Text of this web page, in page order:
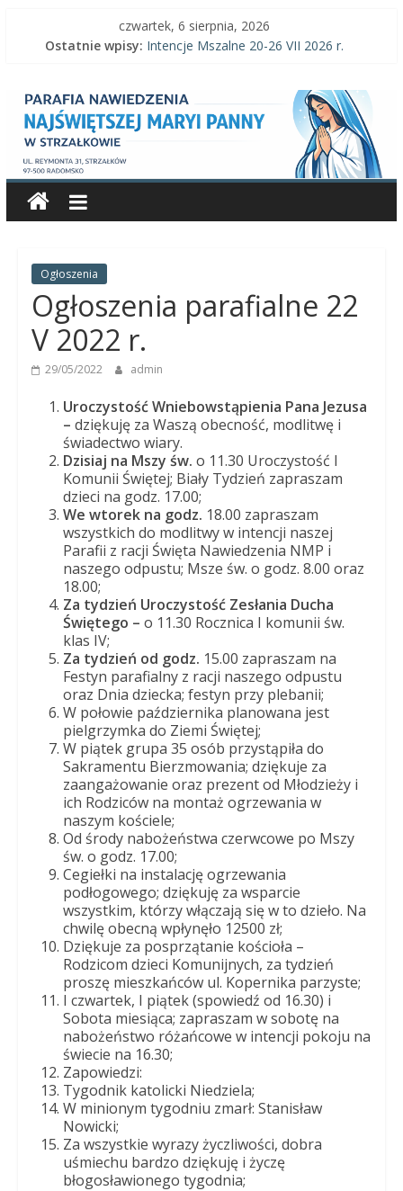
czwartek, 6 sierpnia, 2026
Ostatnie wpisy: Intencje Mszalne 20-26 VII 2026 r.
Intencje Mszalne 27 VII-2 VIII 2026 r.
Ogłoszenia parafialne 26 VII 2026 r.
Parafia
Nawiedzenia
Najświętszej
Panny
Parafia
Nawiedzenia
Najświętszej
Panny
Strzałkowie
Ogłoszenia
Ogłoszenia parafialne 22
V 2022 r.
29/05/2022 admin
Uroczystość Wniebowstąpienia Pana Jezusa
– dziękuję za Waszą obecność, modlitwę i
świadectwo wiary.
Dzisiaj na Mszy św. o 11.30 Uroczystość I
Komunii Świętej; Biały Tydzień zapraszam
dzieci na godz. 17.00;
We wtorek na godz. 18.00 zapraszam
wszystkich do modlitwy w intencji naszej
Parafii z racji Święta Nawiedzenia NMP i
naszego odpustu; Msze św. o godz. 8.00 oraz
18.00;
Za tydzień Uroczystość Zesłania Ducha
Świętego – o 11.30 Rocznica I komunii św.
klas IV;
Za tydzień od godz. 15.00 zapraszam na
Festyn parafialny z racji naszego odpustu
oraz Dnia dziecka; festyn przy plebanii;
W połowie października planowana jest
pielgrzymka do Ziemi Świętej;
W piątek grupa 35 osób przystąpiła do
Sakramentu Bierzmowania; dziękuje za
zaangażowanie oraz prezent od Młodzieży i
ich Rodziców na montaż ogrzewania w
naszym kościele;
Od środy nabożeństwa czerwcowe po Mszy
św. o godz. 17.00;
Cegiełki na instalację ogrzewania
podłogowego; dziękuję za wsparcie
wszystkim, którzy włączają się w to dzieło. Na
chwilę obecną wpłynęło 12500 zł;
Dziękuje za posprzątanie kościoła –
Rodzicom dzieci Komunijnych, za tydzień
proszę mieszkańców ul. Kopernika parzyste;
I czwartek, I piątek (spowiedź od 16.30) i
Sobota miesiąca; zapraszam w sobotę na
nabożeństwo różańcowe w intencji pokoju na
świecie na 16.30;
Zapowiedzi:
Tygodnik katolicki Niedziela;
W minionym tygodniu zmarł: Stanisław
Nowicki;
Za wszystkie wyrazy życzliwości, dobra
uśmiechu bardzo dziękuję i życzę
błogosławionego tygodnia;